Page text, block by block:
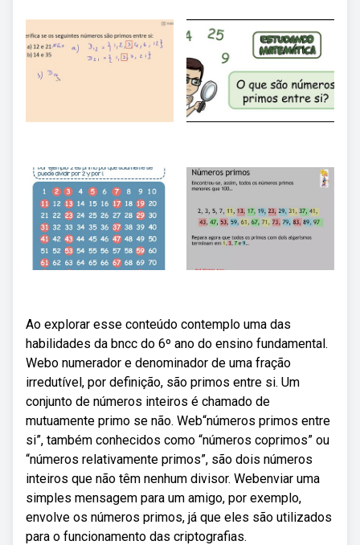
Ao explorar esse conteúdo contemplo uma das
habilidades da bncc do 6º ano do ensino fundamental.
Webo numerador e denominador de uma fração
irredutível, por definição, são primos entre si. Um
conjunto de números inteiros é chamado de
mutuamente primo se não. Web“números primos entre
si”, também conhecidos como “números coprimos” ou
“números relativamente primos”, são dois números
inteiros que não têm nenhum divisor. Webenviar uma
simples mensagem para um amigo, por exemplo,
envolve os números primos, já que eles são utilizados
para o funcionamento das criptografias.